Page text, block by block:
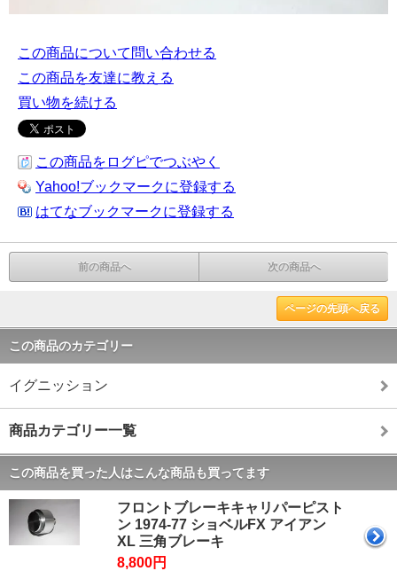
この商品について問い合わせる
この商品を友達に教える
買い物を続ける
この商品をログピでつぶやく
Yahoo!ブックマークに登録する
はてなブックマークに登録する
前の商品へ 次の商品へ
ページの先頭へ戻る
この商品のカテゴリー
イグニッション
商品カテゴリー一覧
この商品を買った人はこんな商品も買ってます
フロントブレーキキャリパーピスト
ン 1974-77 ショベルFX アイアン
XL 三角ブレーキ
8,800円